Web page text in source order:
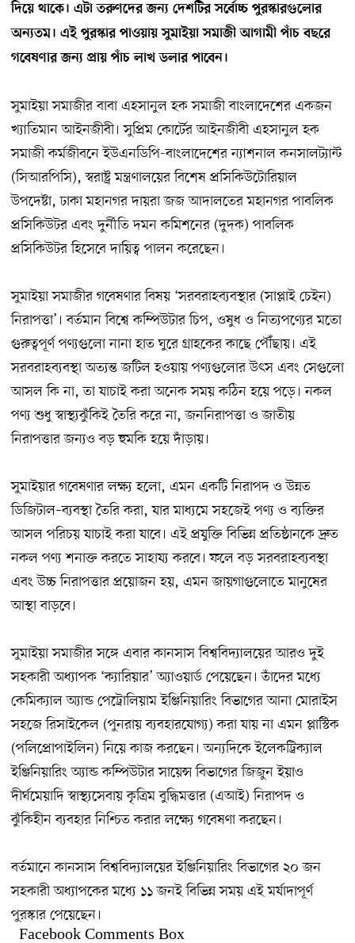
দিয়ে থাকে। এটা তরুণদের জন্য দেশটির সর্বোচ্চ পুরস্কারগুলোর
অন্যতম। এই পুরস্কার পাওয়ায় সুমাইয়া সমাজী আগামী পাঁচ বছরে
গবেষণার জন্য প্রায় পাঁচ লাখ ডলার পাবেন।
সুমাইয়া সমাজীর বাবা এহসানুল হক সমাজী বাংলাদেশের একজন
খ্যাতিমান আইনজীবী। সুপ্রিম কোর্টের আইনজীবী এহসানুল হক
সমাজী কর্মজীবনে ইউএনডিপি-বাংলাদেশের ন্যাশনাল কনসালট্যান্ট
(সিআরপিসি), স্বরাষ্ট্র মন্ত্রণালয়ের বিশেষ প্রসিকিউটোরিয়াল
উপদেষ্টা, ঢাকা মহানগর দায়রা জজ আদালতের মহানগর পাবলিক
প্রসিকিউটর এবং দুর্নীতি দমন কমিশনের (দুদক) পাবলিক
প্রসিকিউটর হিসেবে দায়িত্ব পালন করেছেন।
সুমাইয়া সমাজীর গবেষণার বিষয় ‘সরবরাহব্যবস্থার (সাপ্লাই চেইন)
নিরাপত্তা’। বর্তমান বিশ্বে কম্পিউটার চিপ, ওষুধ ও নিত্যপণ্যের মতো
গুরুত্বপূর্ণ পণ্যগুলো নানা হাত ঘুরে গ্রাহকের কাছে পৌঁছায়। এই
সরবরাহব্যবস্থা অত্যন্ত জটিল হওয়ায় পণ্যগুলোর উৎস এবং সেগুলো
আসল কি না, তা যাচাই করা অনেক সময় কঠিন হয়ে পড়ে। নকল
পণ্য শুধু স্বাস্থ্যঝুঁকিই তৈরি করে না, জননিরাপত্তা ও জাতীয়
নিরাপত্তার জন্যও বড় হুমকি হয়ে দাঁড়ায়।
সুমাইয়ার গবেষণার লক্ষ্য হলো, এমন একটি নিরাপদ ও উন্নত
ডিজিটাল–ব্যবস্থা তৈরি করা, যার মাধ্যমে সহজেই পণ্য ও ব্যক্তির
আসল পরিচয় যাচাই করা যাবে। এই প্রযুক্তি বিভিন্ন প্রতিষ্ঠানকে দ্রুত
নকল পণ্য শনাক্ত করতে সাহায্য করবে। ফলে বড় সরবরাহব্যবস্থা
এবং উচ্চ নিরাপত্তার প্রয়োজন হয়, এমন জায়গাগুলোতে মানুষের
আস্থা বাড়বে।
সুমাইয়া সমাজীর সঙ্গে এবার কানসাস বিশ্ববিদ্যালয়ের আরও দুই
সহকারী অধ্যাপক ‘ক্যারিয়ার’ অ্যাওয়ার্ড পেয়েছেন। তাঁদের মধ্যে
কেমিক্যাল অ্যান্ড পেট্রোলিয়াম ইঞ্জিনিয়ারিং বিভাগের আনা মোরাইস
সহজে রিসাইকেল (পুনরায় ব্যবহারযোগ্য) করা যায় না এমন প্লাস্টিক
(পলিপ্রোপাইলিন) নিয়ে কাজ করছেন। অন্যদিকে ইলেকট্রিক্যাল
ইঞ্জিনিয়ারিং অ্যান্ড কম্পিউটার সায়েন্স বিভাগের জিজুন ইয়াও
দীর্ঘমেয়াদি স্বাস্থ্যসেবায় কৃত্রিম বুদ্ধিমত্তার (এআই) নিরাপদ ও
ঝুঁকিহীন ব্যবহার নিশ্চিত করার লক্ষ্যে গবেষণা করছেন।
বর্তমানে কানসাস বিশ্ববিদ্যালয়ের ইঞ্জিনিয়ারিং বিভাগের ২০ জন
সহকারী অধ্যাপকের মধ্যে ১১ জনই বিভিন্ন সময় এই মর্যাদাপূর্ণ
পুরস্কার পেয়েছেন।
Facebook Comments Box